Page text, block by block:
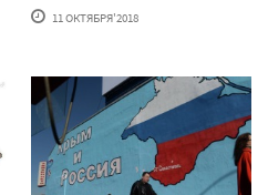
11 ОКТЯБРЯ'2018